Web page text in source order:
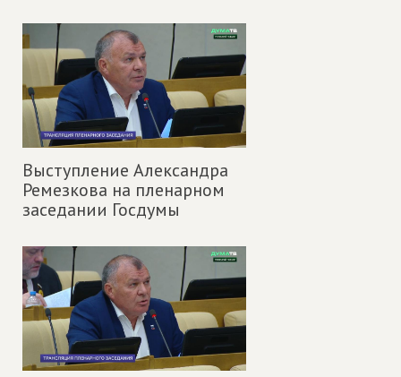
Выступление Александра
Ремезкова на пленарном
заседании Госдумы